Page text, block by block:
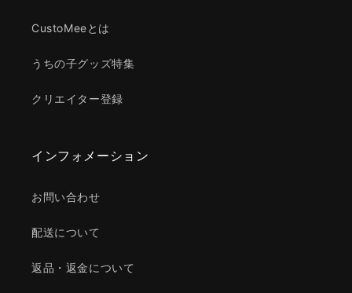
CustoMeeとは
うちの子グッズ特集
クリエイター登録
インフォメーション
お問い合わせ
配送について
返品・返金について